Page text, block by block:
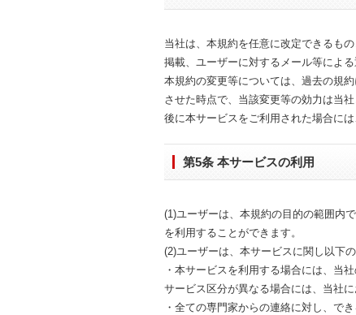
当社は、本規約を任意に改定できるも
掲載、ユーザーに対するメール等によ
本規約の変更等については、過去の規
させた時点で、当該変更等の効力は当
後に本サービスをご利用された場合に
第5条 本サービスの利用
(1)ユーザーは、本規約の目的の範囲内
を利用することができます。
(2)ユーザーは、本サービスに関し以下
・本サービスを利用する場合には、当
サービス区分が異なる場合には、当社
・全ての専門家からの連絡に対し、で